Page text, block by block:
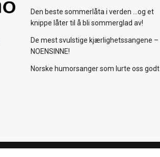
Den beste sommerlåta i verden …og et
knippe låter til å bli sommerglad av!
De mest svulstige kjærlighetssangene –
NOENSINNE!
Norske humorsanger som lurte oss godt